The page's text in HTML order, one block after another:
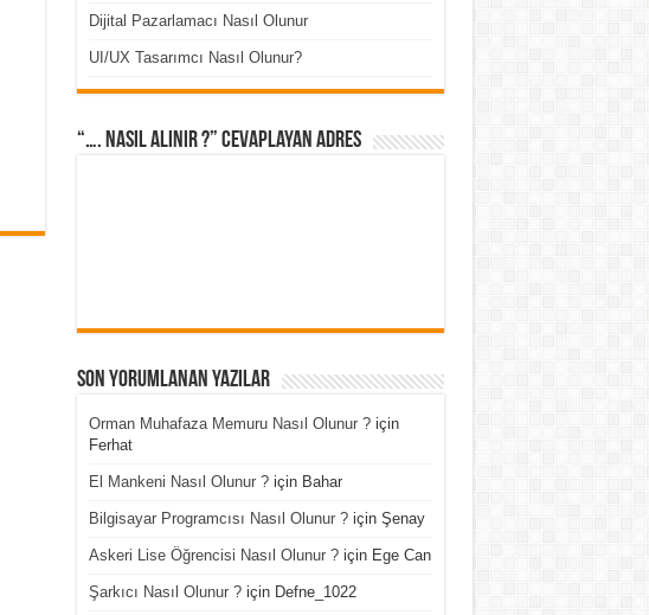
Dijital Pazarlamacı Nasıl Olunur
UI/UX Tasarımcı Nasıl Olunur?
“…. Nasıl Alınır ?” cevaplayan adres
Son Yorumlanan Yazılar
Orman Muhafaza Memuru Nasıl Olunur ?için
Ferhat
El Mankeni Nasıl Olunur ?için Bahar
Bilgisayar Programcısı Nasıl Olunur ?için Şenay
Askeri Lise Öğrencisi Nasıl Olunur ?için Ege Can
Şarkıcı Nasıl Olunur ?için Defne_1022